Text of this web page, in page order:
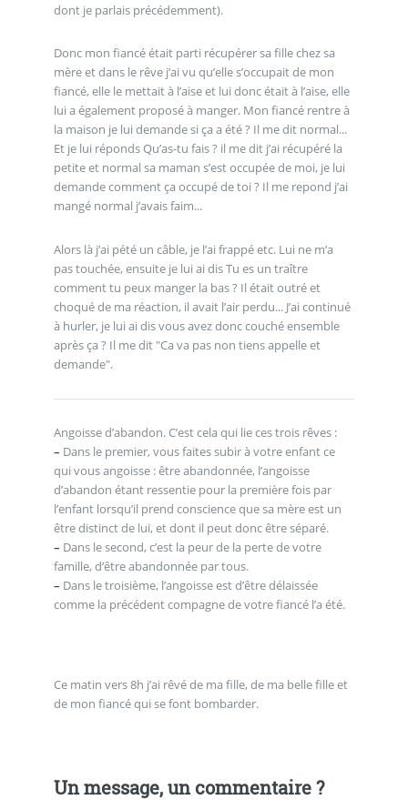
dont je parlais précédemment).
Donc mon fiancé était parti récupérer sa fille chez sa
mère et dans le rêve j’ai vu qu’elle s’occupait de mon
fiancé, elle le mettait à l’aise et lui donc était à l’aise, elle
lui a également proposé à manger. Mon fiancé rentre à
la maison je lui demande si ça a été ? Il me dit normal...
Et je lui réponds Qu’as-tu fais ? il me dit j’ai récupéré la
petite et normal sa maman s’est occupée de moi, je lui
demande comment ça occupé de toi ? Il me repond j’ai
mangé normal j’avais faim...
Alors là j’ai pété un câble, je l’ai frappé etc. Lui ne m’a
pas touchée, ensuite je lui ai dis Tu es un traître
comment tu peux manger la bas ? Il était outré et
choqué de ma réaction, il avait l’air perdu... J’ai continué
à hurler, je lui ai dis vous avez donc couché ensemble
après ça ? Il me dit "Ca va pas non tiens appelle et
demande".
Angoisse d’abandon. C’est cela qui lie ces trois rêves :
– Dans le premier, vous faites subir à votre enfant ce
qui vous angoisse : être abandonnée, l’angoisse
d’abandon étant ressentie pour la première fois par
l’enfant lorsqu’il prend conscience que sa mère est un
être distinct de lui, et dont il peut donc être séparé.
– Dans le second, c’est la peur de la perte de votre
famille, d’être abandonnée par tous.
– Dans le troisième, l’angoisse est d’être délaissée
comme la précédent compagne de votre fiancé l’a été.
Ce matin vers 8h j’ai rêvé de ma fille, de ma belle fille et
de mon fiancé qui se font bombarder.
Un message, un commentaire ?